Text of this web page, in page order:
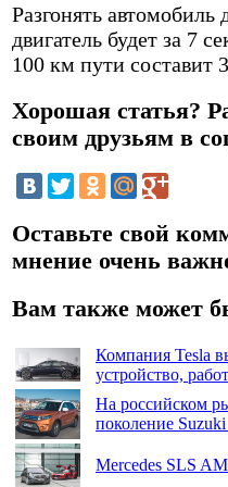
Разгонять
двигатель будет за 7
100 км пути составит
Хорошая статья?
своим друзьям в
Оставьте свой
мнение очень
Вам также может
Компания Tesla
устройство,
На российском
поколение
Mercedes SLS